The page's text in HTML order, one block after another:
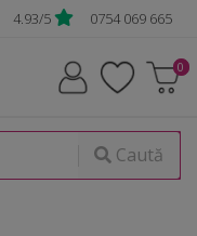
4.93/5 0754 069 665
Caută